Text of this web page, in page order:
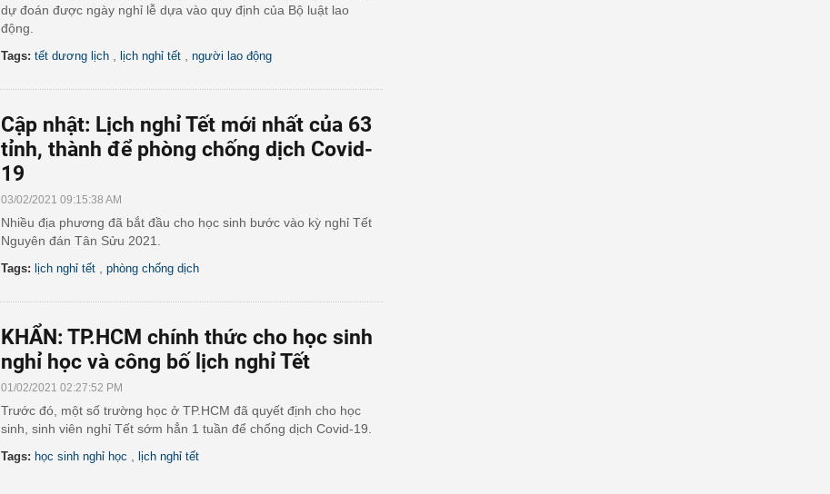
dự đoán được ngày nghỉ lễ dựa vào quy định của Bộ luật lao
động.
Tags: tết dương lịch lịch nghỉ tết người lao động
Cập nhật: Lịch nghỉ Tết mới nhất của 63
tỉnh, thành để phòng chống dịch Covid-
19
03/02/2021 09:15:38 AM
Nhiều địa phương đã bắt đầu cho học sinh bước vào kỳ nghỉ Tết
Nguyên đán Tân Sửu 2021.
Tags: lịch nghỉ tết phòng chống dịch
KHẨN: TP.HCM chính thức cho học sinh
nghỉ học và công bố lịch nghỉ Tết
01/02/2021 02:27:52 PM
Trước đó, một số trường học ở TP.HCM đã quyết định cho học
sinh, sinh viên nghỉ Tết sớm hẳn 1 tuần để chống dịch Covid-19.
Tags: học sinh nghỉ học lịch nghỉ tết